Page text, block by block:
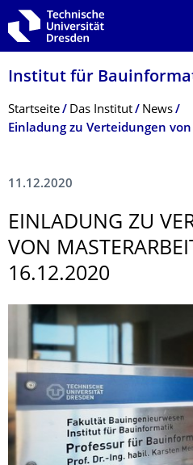
Zur Hauptnavigation springen
Zur Suche springen
Zum Inhalt springen
Institut für
Breadcrumb-Menü
Startseite Das Institut
News
11.12.2020
EINLADUNG ZU
VON
16.12.2020